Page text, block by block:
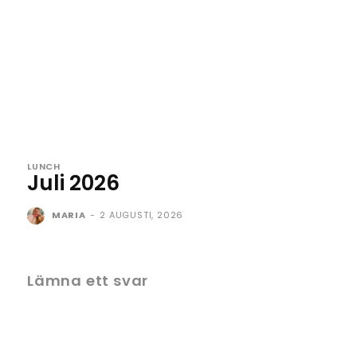
LUNCH
Juli 2026
MARIA - 2 AUGUSTI, 2026
Lämna ett svar